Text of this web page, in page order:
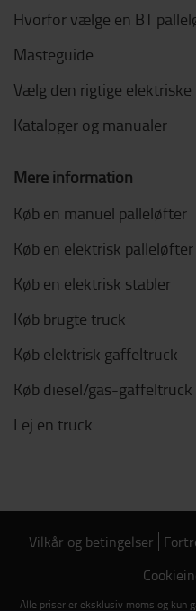
Hvorfor vælge en BT
Masteguide
Vælg den rigtige
Kataloger og manualer
Mere information
Køb en manuel palleløfter
Køb en elektrisk palleløfter
Køb en elektrisk stabler
Køb brugte truck
Køb elektrisk gaffeltruck
Køb diesel/gas-gaffeltruck
Lej en truck
Vilkår og betingelser
Alle priser er eksklusiv moms og kun